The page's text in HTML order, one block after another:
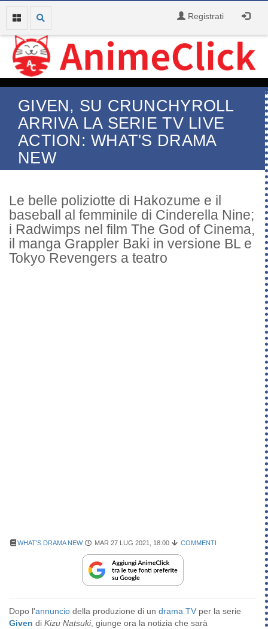
Registrati
GIVEN, SU CRUNCHYROLL
ARRIVA LA SERIE TV LIVE
ACTION: WHAT'S DRAMA
NEW
Le belle poliziotte di Hakozume e il
baseball al femminile di Cinderella Nine;
i Radwimps nel film The God of Cinema,
il manga Grappler Baki in versione BL e
Tokyo Revengers a teatro
WHAT'S DRAMA NEW MAR 27 LUG 2021, 18:00 COMMENTI
Dopo l'annuncio della produzione di un drama TV per la serie
Given di Kizu Natsuki, giunge ora la notizia che sarà